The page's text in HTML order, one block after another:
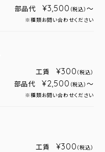
部品代 ¥3,500 （税込） ～
※種類お問い合わせください
工賃 ¥300 （税込）
部品代 ¥2,500 （税込） ～
※種類お問い合わせください
工賃 ¥300 （税込）